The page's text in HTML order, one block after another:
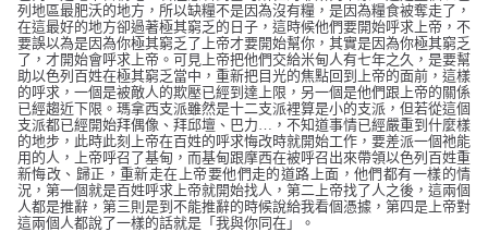
列地區最肥沃的地方，所以缺糧不是因為沒有糧，是因為糧食被奪走了，
在這最好的地方卻過著極其窮乏的日子，這時候他們要開始呼求上帝，不
要誤以為是因為你極其窮乏了上帝才要開始幫你，其實是因為你極其窮乏
了，才開始會呼求上帝。可見上帝把他們交給米甸人有七年之久，是要幫
助以色列百姓在極其窮乏當中，重新把目光的焦點回到上帝的面前，這樣
的呼求，一個是被敵人的欺壓已經到達上限，另一個是他們跟上帝的關係
已經趨近下限。瑪拿西支派雖然是十二支派裡算是小的支派，但若從這個
支派都已經開始拜偶像、拜邱壇、巴力
，不知道事情已經嚴重到什麼樣
的地步，此時此刻上帝在百姓的呼求悔改時就開始工作，要差派一個祂能
用的人，上帝呼召了基甸，而基甸跟摩西在被呼召出來帶領以色列百姓重
新悔改、歸正，重新走在上帝要他們走的道路上面，他們都有一樣的情
況，第一個就是百姓呼求上帝就開始找人，第二上帝找了人之後，這兩個
人都是推辭，第三則是到不能推辭的時候說給我看個憑據，第四是上帝對
這兩個人都說了一樣的話就是「我與你同在」。